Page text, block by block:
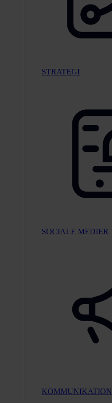
STRATEGI
SOCIALE MEDIER
KOMMUNIKATION